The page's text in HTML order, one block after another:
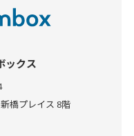
ックス
新橋プレイス 8階